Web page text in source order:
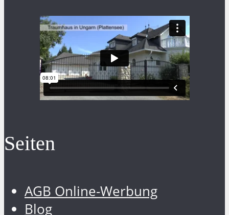
Seiten
AGB Online-Werbung
Blog